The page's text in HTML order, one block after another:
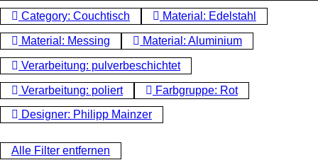
Category: Couchtisch Material: Edelstahl
Material: Messing Material: Aluminium
Verarbeitung: pulverbeschichtet
Verarbeitung: poliert Farbgruppe: Rot
Designer: Philipp Mainzer
Alle Filter entfernen